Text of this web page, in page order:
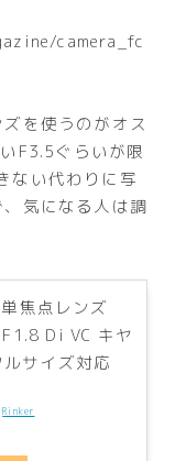
camera_fc
を使うのがオス
F3.5ぐらいが限
ない代わりに写
気になる人は調
単焦点レンズ
Di VC キヤ
サイズ対応
Rinker